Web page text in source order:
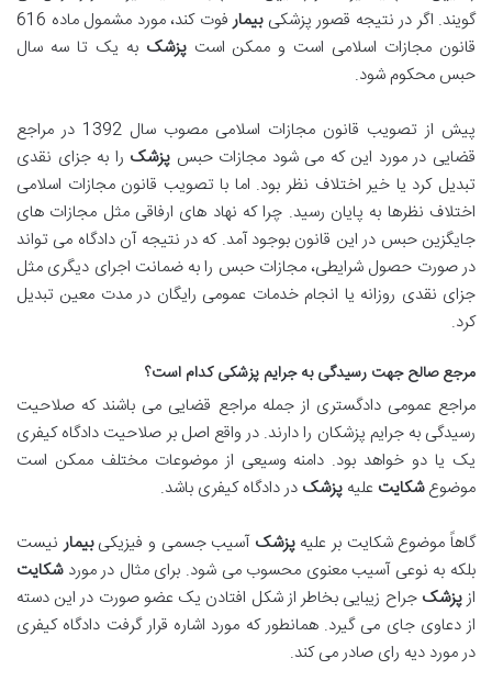
گویند. اگر در نتیجه قصور پزشکیبیمار
فوت کند، مورد مشمول ماده 616
قانون مجازات اسلامی است و ممکن استپزشک به یک تا سه سال
حبس محکوم شود.
پیش از تصویب قانون مجازات اسلامی مصوب سال 1392 در مراجع
قضایی در مورد این که می شود مجازات حبس پزشک را به جزای نقدی
تبدیل کرد یا خیر اختلاف نظر بود. اما با تصویب قانون مجازات اسلامی
اختلاف نظرها به پایان رسید. چرا که نهاد های ارفاقی مثل مجازات های
جایگزین حبس در این قانون بوجود آمد. که در نتیجه آن دادگاه می تواند
در صورت حصول شرایطی، مجازات حبس را به ضمانت اجرای دیگری مثل
جزای نقدی روزانه یا انجام خدمات عمومی رایگان در مدت معین تبدیل
کرد.
مرجع صالح جهت رسیدگی به جرایم پزشکی کدام است؟
مراجع عمومی دادگستری از جمله مراجع قضایی می باشند که صلاحیت
رسیدگی به جرایم پزشکان را دارند. در واقع اصل بر صلاحیت دادگاه کیفری
یک یا دو خواهد بود. دامنه وسیعی از موضوعات مختلف ممکن است
موضوعشکایت علیه پزشک در دادگاه کیفری باشد.
گاهاً موضوع شکایت بر علیهپزشک آسیب جسمی و فیزیکیبیمار نیست
بلکه به نوعی آسیب معنوی محسوب می شود. برای مثال در موردشکایت
ازپزشک جراح زیبایی بخاطر از شکل افتادن یک عضو صورت در این دسته
از دعاوی جای می گیرد. همانطور که مورد اشاره قرار گرفت دادگاه کیفری
در مورد دیه رای صادر می کند.